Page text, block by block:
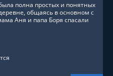
полна простых и понятных
общаясь в основном с
Аня и папа Боря спасали